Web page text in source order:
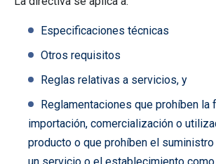
Especificaciones técnicas
Otros requisitos
Reglas relativas a servicios, y
Reglamentaciones que prohíben la
importación, comercialización o
producto o que prohíben el